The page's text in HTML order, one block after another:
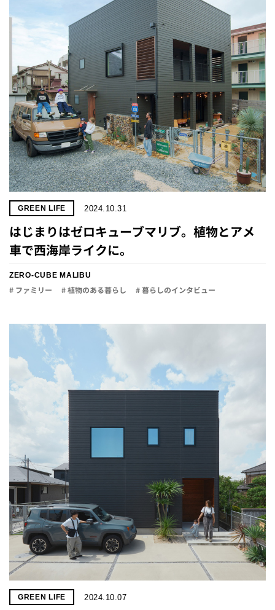
GREEN LIFE 2024.10.31
はじまりはゼロキューブマリブ。植物とアメ
車で西海岸ライクに。
ZERO-CUBE MALIBU
# ファミリー # 植物のある暮らし # 暮らしのインタビュー
GREEN LIFE 2024.10.07